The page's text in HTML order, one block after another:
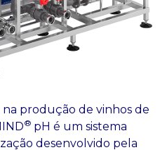
na produção de vinhos de
® pH é um sistema
desenvolvido pela